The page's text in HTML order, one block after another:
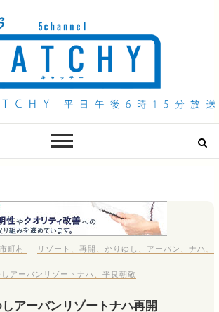
Headline
町村 リゾート 再開 かりゆし アーバン ナハ
アーバンリゾートナハ 、平良朝敬
アーバンリゾートナハ再開